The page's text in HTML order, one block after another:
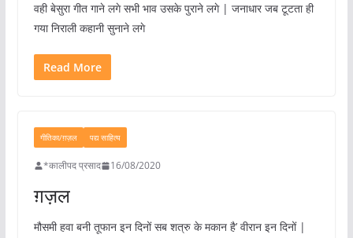
वही बेसुरा गीत गाने लगे सभी भाव उसके पुराने लगे | जनाधार जब टूटता ही
गया निराली कहानी सुनाने लगे
Read More
गीतिका/ग़ज़ल पद्य साहित्य
*कालीपद प्रसाद 16/08/2020
ग़ज़ल
मौसमी हवा बनी तूफान इन दिनों सब शत्रु के मकान है’ वीरान इन दिनों |